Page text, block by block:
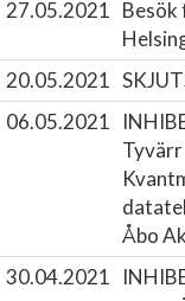
27.05.2021 Besök
20.05.2021
06.05.2021
Åbo
30.04.2021